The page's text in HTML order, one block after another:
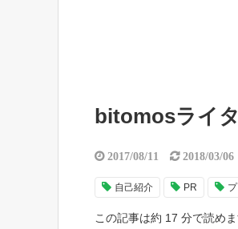
bitomosライ
2017/08/11 2018/03/06
自己紹介 PR
この記事は約 17 分で読めま